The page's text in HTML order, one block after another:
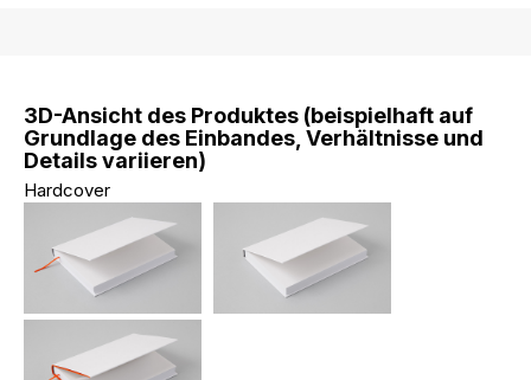
3D-Ansicht des Produktes (beispielhaft auf
Grundlage des Einbandes, Verhältnisse und
Details variieren)
Hardcover